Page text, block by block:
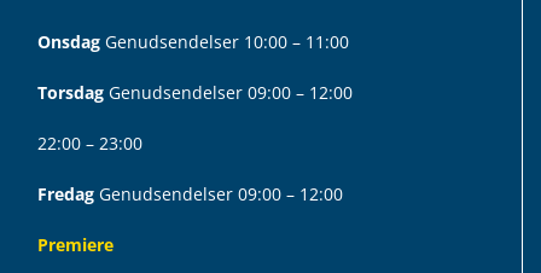
Onsdag Genudsendelser 10:00 – 11:00
Torsdag Genudsendelser 09:00 – 12:00
22:00 – 23:00
Fredag Genudsendelser 09:00 – 12:00
Premiere